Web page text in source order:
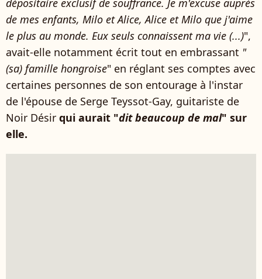
dépositaire exclusif de souffrance. Je m'excuse auprès
de mes enfants, Milo et Alice, Alice et Milo que j'aime
le plus au monde. Eux seuls connaissent ma vie (...)",
avait-elle notamment écrit tout en embrassant "
(sa) famille hongroise" en réglant ses comptes avec
certaines personnes de son entourage à l'instar
de l'épouse de Serge Teyssot-Gay, guitariste de
Noir Désir qui aurait "dit beaucoup de mal" sur
elle.